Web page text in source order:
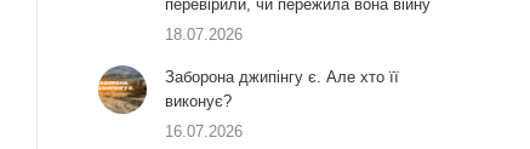
перевірили, чи пережила вона війну
18.07.2026
Заборона джипінгу є. Але хто її
виконує?
16.07.2026